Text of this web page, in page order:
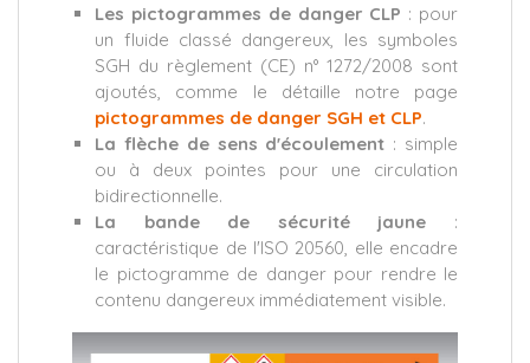
Les pictogrammes de danger CLP : pour
un fluide classé dangereux, les symboles
SGH du règlement (CE) n° 1272/2008 sont
ajoutés, comme le détaille notre page
pictogrammes de danger SGH et CLP.
La flèche de sens d'écoulement : simple
ou à deux pointes pour une circulation
bidirectionnelle.
La bande de sécurité jaune :
caractéristique de l'ISO 20560, elle encadre
le pictogramme de danger pour rendre le
contenu dangereux immédiatement visible.